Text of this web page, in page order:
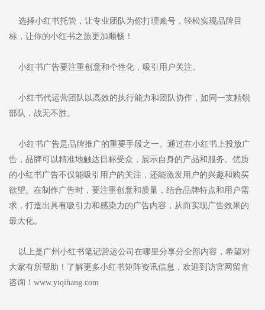
选择小红书托管，让专业团队为你打理账号，轻松实现品牌目
标，让你的小红书之旅更加顺畅！
小红书广告要注重创意和个性化，吸引用户关注。
小红书代运营团队以高效的执行能力和团队协作，如同一支精锐
部队，战无不胜。
小红书广告是品牌推广的重要手段之一。通过在小红书上投放广
告，品牌可以精准地触达目标受众，展示自身的产品和服务。优质
的小红书广告不仅能吸引用户的关注，还能激发用户的兴趣和购买
欲望。在制作广告时，要注重创意和质量，结合品牌特点和用户需
求，打造出具有吸引力和感染力的广告内容，从而实现广告效果的
最大化。
以上是广州小红书笔记营运公司在哪里分享分全部内容，希望对
大家有所帮助！了解更多小红书矩阵资讯信息，欢迎到访官网留言
咨询！www.yiqihang.com